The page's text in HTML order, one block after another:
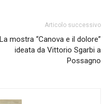
Articolo successivo
La mostra “Canova e il dolore”
ideata da Vittorio Sgarbi a
Possagno